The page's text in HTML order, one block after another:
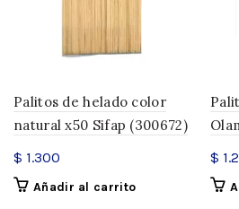
Palitos de helado color
natural x50 Sifap (300672)
$ 1.300
Añadir al carrito
$